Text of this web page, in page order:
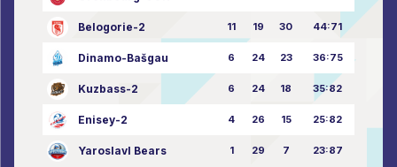
Belogorie-2 11 19 30 44:71
Dinamo-Bašgau 6 24 23 36:75
Kuzbass-2 6 24 18 35:82
Enisey-2 4 26 15 25:82
Yaroslavl Bears 1 29 7 23:87